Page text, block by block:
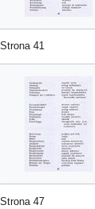
Strona 41
Strona 47